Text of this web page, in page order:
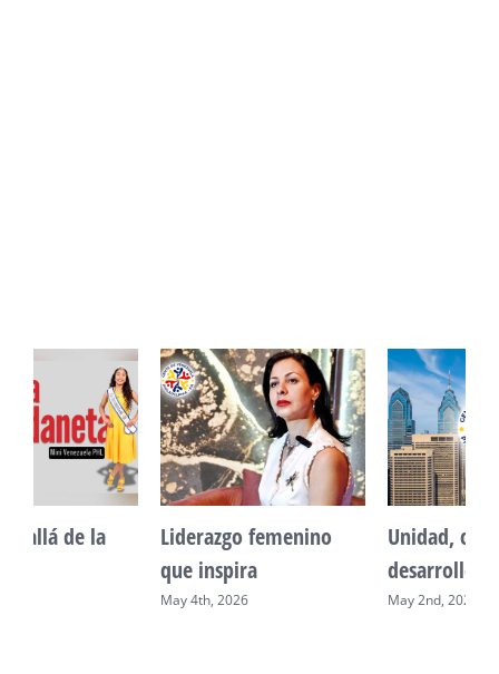
Unidad, cultura y
desarrollo comunitario
Sueño venezolano en